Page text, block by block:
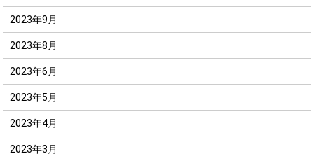
2023年9月
2023年8月
2023年6月
2023年5月
2023年4月
2023年3月